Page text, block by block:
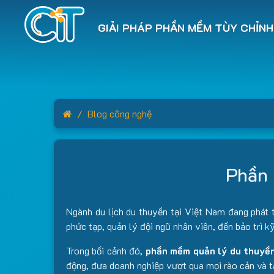
GIẢI PHÁP PHẦN MỀM TÙY CHỈNH
HomeBlog công nghệ
Phần
Ngành du lịch du thuyền tại Việt Nam đang
phức tạp, quản lý đội ngũ nhân viên, đến bảo trì
Trong bối cảnh đó, phần mềm quản lý du
động, đưa doanh nghiệp vượt qua mọi rào cản